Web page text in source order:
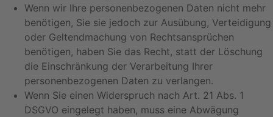
Wenn wir Ihre personenbezogenen Daten nicht mehr
benötigen, Sie sie jedoch zur Ausübung, Verteidigung
oder Geltendmachung von Rechtsansprüchen
benötigen, haben Sie das Recht, statt der Löschung
die Einschränkung der Verarbeitung Ihrer
personenbezogenen Daten zu verlangen.
Wenn Sie einen Widerspruch nach Art. 21 Abs. 1
DSGVO eingelegt haben, muss eine Abwägung